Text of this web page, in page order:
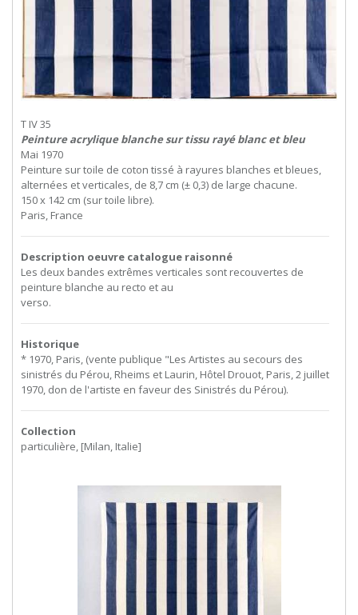
T IV 35
Peinture acrylique blanche sur tissu rayé blanc et bleu
Mai 1970
Peinture sur toile de coton tissé à rayures blanches et bleues,
alternées et verticales, de 8,7 cm (± 0,3) de large chacune.
150 x 142 cm (sur toile libre).
Paris, France
Description oeuvre catalogue raisonné
Les deux bandes extrêmes verticales sont recouvertes de
peinture blanche au recto et au
verso.
Historique
* 1970, Paris, (vente publique "Les Artistes au secours des
sinistrés du Pérou, Rheims et Laurin, Hôtel Drouot, Paris, 2 juillet
1970, don de l'artiste en faveur des Sinistrés du Pérou).
Collection
particulière, [Milan, Italie]